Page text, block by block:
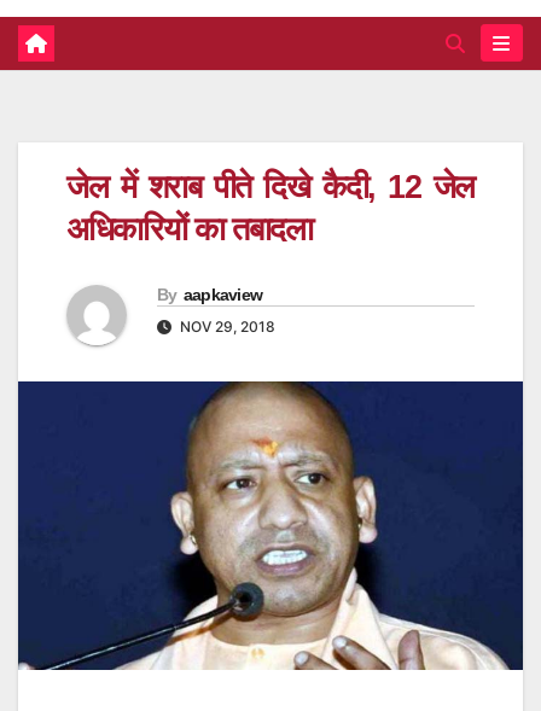
जेल में शराब पीते दिखे कैदी, 12 जेल
अधिकारियों का तबादला
By aapkaview
NOV 29, 2018